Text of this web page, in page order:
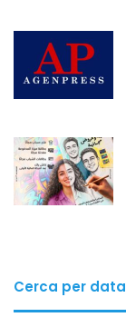
Cerca per data